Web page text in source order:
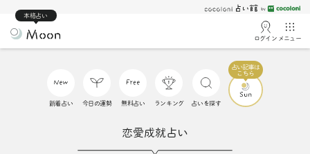
本格占い
ログイン メニュー
新着占い 今日の運勢 無料占い ランキング 占いを探す
恋愛成就占い